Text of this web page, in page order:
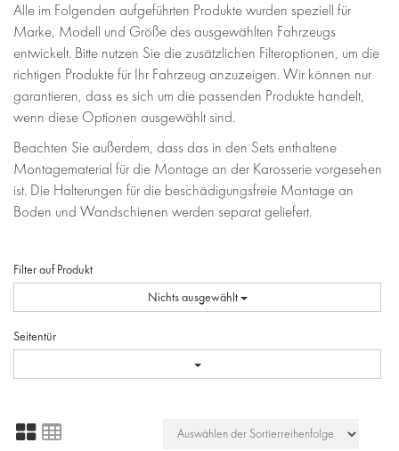
Alle im Folgenden aufgeführten Produkte wurden speziell für
Marke, Modell und Größe des ausgewählten Fahrzeugs
entwickelt. Bitte nutzen Sie die zusätzlichen Filteroptionen, um die
richtigen Produkte für Ihr Fahrzeug anzuzeigen. Wir können nur
garantieren, dass es sich um die passenden Produkte handelt,
wenn diese Optionen ausgewählt sind.
Beachten Sie außerdem, dass das in den Sets enthaltene
Montagematerial für die Montage an der Karosserie vorgesehen
ist. Die Halterungen für die beschädigungsfreie Montage an
Boden und Wandschienen werden separat geliefert.
Filter auf Produkt
Nichts ausgewählt
Seitentür